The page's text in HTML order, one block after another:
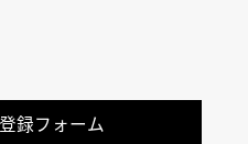
録フォーム